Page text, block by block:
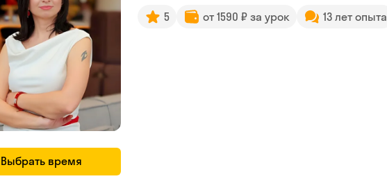
Выбрать время
5 от 1590 ₽ за урок 13 лет опыта